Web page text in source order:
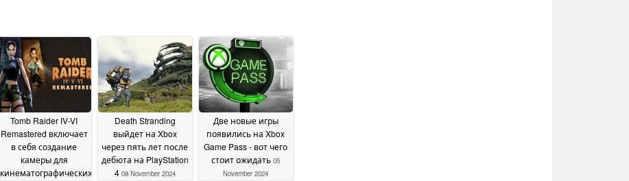
Tomb Raider IV-VI
Remastered включает
в себя создание
камеры для
кинематографических
Death Stranding
выйдет на Xbox
через пять лет после
дебюта на PlayStation
4 08 November 2024
Две новые игры
появились на Xbox
Game Pass - вот чего
стоит ожидать 05
November 2024